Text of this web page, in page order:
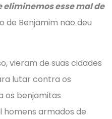
eliminemos esse mal de
de Benjamim não deu
vieram de suas cidades
lutar contra os
os benjamitas
homens armados de